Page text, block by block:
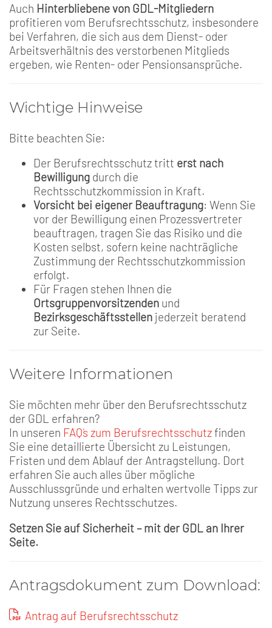
Auch Hinterbliebene von GDL-Mitgliedern
profitieren vom Berufsrechtsschutz, insbesondere
bei Verfahren, die sich aus dem Dienst- oder
Arbeitsverhältnis des verstorbenen Mitglieds
ergeben, wie Renten- oder Pensionsansprüche.
Wichtige Hinweise
Bitte beachten Sie:
Der Berufsrechtsschutz tritt erst nach
Bewilligung durch die
Rechtsschutzkommission in Kraft.
Vorsicht bei eigener Beauftragung: Wenn Sie
vor der Bewilligung einen Prozessvertreter
beauftragen, tragen Sie das Risiko und die
Kosten selbst, sofern keine nachträgliche
Zustimmung der Rechtsschutzkommission
erfolgt.
Für Fragen stehen Ihnen die
Ortsgruppenvorsitzenden und
Bezirksgeschäftsstellen jederzeit beratend
zur Seite.
Weitere Informationen
Sie möchten mehr über den Berufsrechtsschutz
der GDL erfahren?
In unseren FAQ´s zum Berufsrechtsschutzfinden
Sie eine detaillierte Übersicht zu Leistungen,
Fristen und dem Ablauf der Antragstellung. Dort
erfahren Sie auch alles über mögliche
Ausschlussgründe und erhalten wertvolle Tipps zur
Nutzung unseres Rechtsschutzes.
Setzen Sie auf Sicherheit – mit der GDL an Ihrer
Seite.
Antragsdokument zum Download:
Antrag auf Berufsrechtsschutz